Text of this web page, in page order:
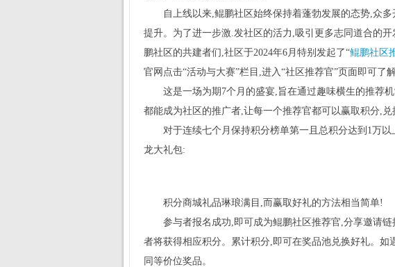
自上线以来,鲲鹏社区始终保持着蓬勃发展的态势,众
提升。为了进一步激.发社区的活力,吸引更多志同道合的
鹏社区的共建者们,社区于2024年6月特别发起了“鲲鹏社区
官网点击“活动与大赛”栏目,进入“社区推荐官”页面即可了
这是一场为期7个月的盛宴,旨在通过趣味横生的推荐
都能成为社区的推广者,让每一个推荐官都可以赢取积分,兑
对于连续七个月保持积分榜单第一且总积分达到1万
龙大礼包:
积分商城礼品琳琅满目,而赢取好礼的方法相当简单!
参与者报名成功,即可成为鲲鹏社区推荐官,分享邀请
者将获得相应积分。累计积分,即可在奖品池兑换好礼。如
同等价位奖品。